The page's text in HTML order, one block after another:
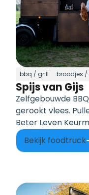
bbq / grill broodjes /
Spijs van Gijs
Zelfgebouwde
gerookt vlees.
Beter Leven
Bekijk foodtruck